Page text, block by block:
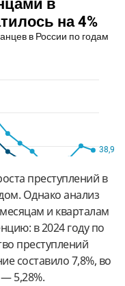
преступлений в
Однако анализ
и кварталам
в 2024 году по
преступлений
составило 7,8%, во
5,28%.